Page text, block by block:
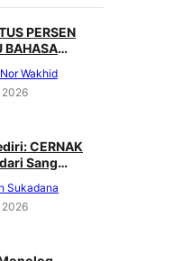
PERSEN
BAHASA
Wakhid
2026
CERNAK
Sang
Sukadana
2026